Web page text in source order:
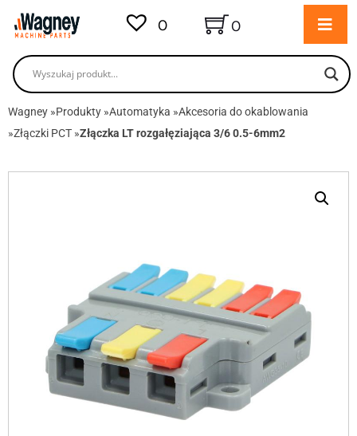
0 0
Wagney »Produkty »Automatyka »Akcesoria do okablowania
»Złączki PCT »Złączka LT rozgałęziająca 3/6 0.5-6mm2